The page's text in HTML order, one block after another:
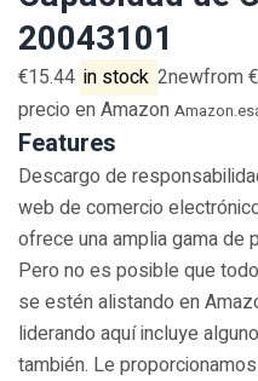
20043101
€15.44 in stock 2newfrom
precio en Amazon Amazon.es
Features
Descargo de
web de comercio
ofrece una amplia gama de
Pero no es posible que
se estén alistando en
liderando aquí incluye
también. Le